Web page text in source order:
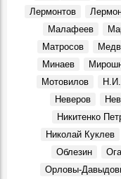
Воспоминания, 11 Августа
Галина Николаевна
отделом школ ОК
Воспоминания, 12
3 августа 1970 г.
События, 3 Августа 1970
На земле, где
События, 6 Августа 1970
Лермонтов
Малафеев
Матросов
Минаев
Мотовилов
Неверов
Никитенко
Николай Куклев
Облезин
Орловы-